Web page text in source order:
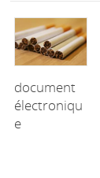
document
électroniqu
e